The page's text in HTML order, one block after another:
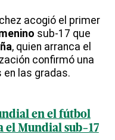
acogió el primer
sub-17 que
, quien arranca el
confirmó una
las gradas.
en el fútbol
el Mundial sub-17